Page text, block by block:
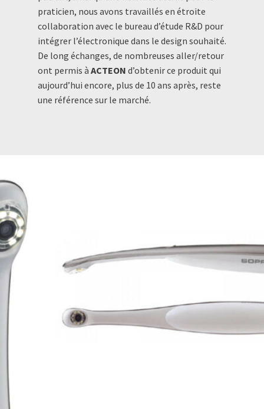
praticien, nous avons travaillés en étroite
collaboration avec le bureau d’étude R&D pour
intégrer l’électronique dans le design souhaité.
De long échanges, de nombreuses aller/retour
ont permis à ACTEON d’obtenir ce produit qui
aujourd’hui encore, plus de 10 ans après, reste
une référence sur le marché.